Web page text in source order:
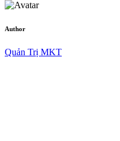
Author
Quản Trị MKT